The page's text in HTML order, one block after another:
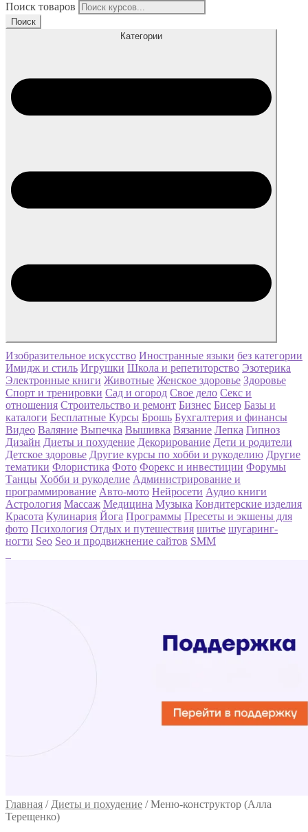
Поиск товаров
Поиск
Категории
Изобразительное искусство Иностранные языки без категории
Имидж и стиль Игрушки Школа и репетиторство Эзотерика
Электронные книги Животные Женское здоровье Здоровье
Спорт и тренировки Сад и огород Свое дело Секс и
отношения Строительство и ремонт Бизнес Бисер Базы и
каталоги Бесплатные Курсы Брошь Бухгалтерия и финансы
Видео Валяние Выпечка Вышивка Вязание Лепка Гипноз
Дизайн Диеты и похудение Декорирование Дети и родители
Детское здоровье Другие курсы по хобби и рукоделию Другие
тематики Флористика Фото Форекс и инвестиции Форумы
Танцы Хобби и рукоделие Администрирование и
программирование Авто-мото Нейросети Аудио книги
Астрология Массаж Медицина Музыка Кондитерские изделия
Красота Кулинария Йога Программы Пресеты и экшены для
фото Психология Отдых и путешествия шитье шугаринг-
ногти Seo Seo и продвижнение сайтов SMM
Главная / Диеты и похудение /Меню-конструктор (Алла
Терещенко)